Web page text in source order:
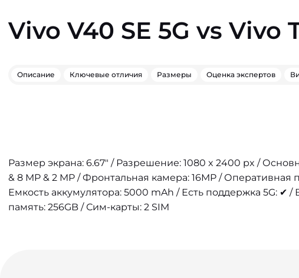
Vivo V40 SE 5G vs Vivo
Описание Ключевые отличия Размеры Оценка экспертов
Размер экрана: 6.67" / Разрешение: 1080 x 2400 px /
& 8 MP & 2 MP / Фронтальная камера: 16MP / Оперативная
Емкость аккумулятора: 5000 mAh / Есть поддержка 5G: ✔ /
память: 256GB / Сим-карты: 2 SIM